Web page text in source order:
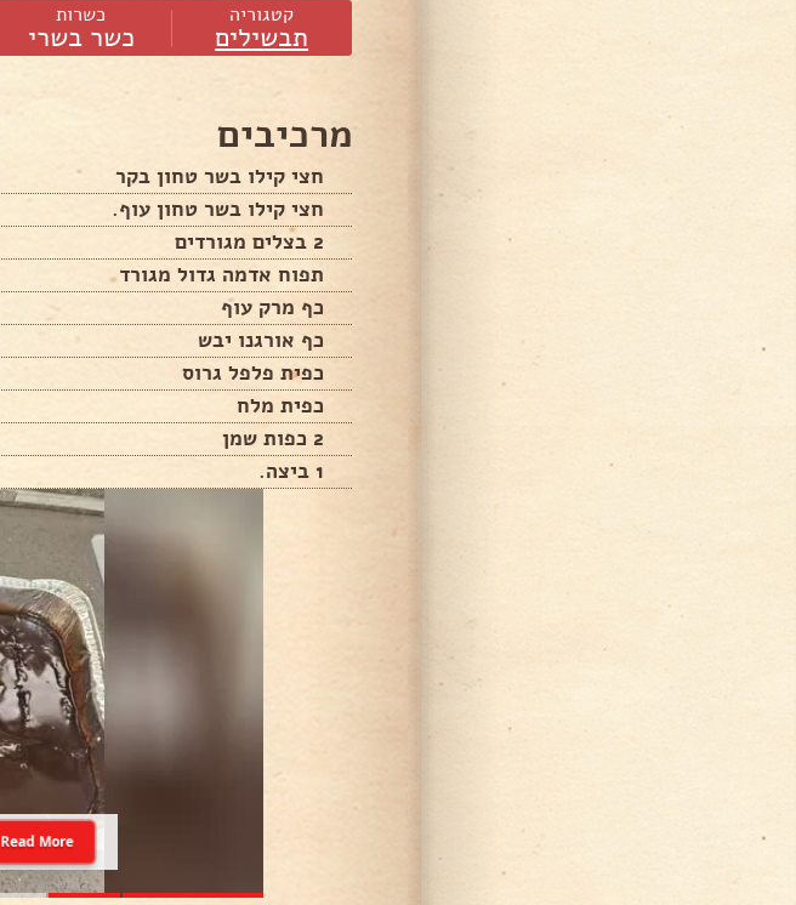
קטגוריה
תבשילים
כשרות
כשר בשרי
מרכיבים
חצי קילו בשר טחון בקר
חצי קילו בשר טחון עוף.
2 בצלים מגורדים
תפוח אדמה גדול מגורד
כף מרק עוף
כף אורגנו יבש
כפית פלפל גרוס
כפית מלח
2 כפות שמן
1 ביצה.
Read More